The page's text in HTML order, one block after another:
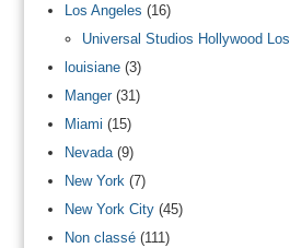
Los Angeles (16)
Universal Studios Hollywood
louisiane(3)
Manger(31)
Miami (15)
Nevada(9)
New York (7)
New York City(45)
Non classé(111)